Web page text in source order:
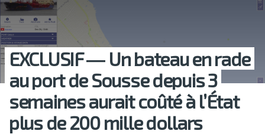
EXCLUSIF ― Un bateau en rade
au port de Sousse depuis 3
semaines aurait coûté à l’État
plus de 200 mille dollars